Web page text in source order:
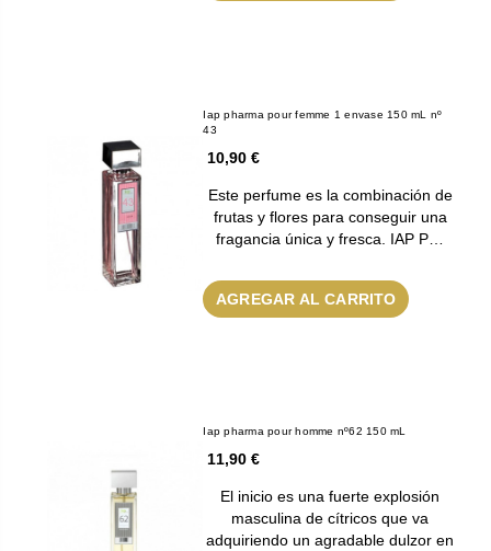
Iap pharma pour femme 1 envase 150 mL nº
43
10,90 €
Este perfume es la combinación de
frutas y flores para conseguir una
fragancia única y fresca. IAP P…
AGREGAR AL CARRITO
Iap pharma pour homme nº62 150 mL
11,90 €
El inicio es una fuerte explosión
masculina de cítricos que va
adquiriendo un agradable dulzor en